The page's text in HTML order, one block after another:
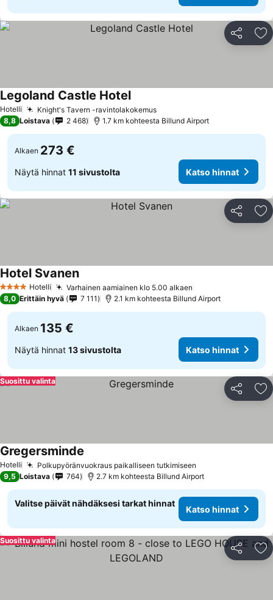
Jaa
Hotelli Knight's Tavern -ravintolakokemus
Legoland Castle Hotel
8,8 Loistava 2 468 1.7 km kohteesta Billund Airport
Alkaen 273 €
Näytä hinnat 11 sivustolta Katso hinnat
Jaa
4 Tähtiluokitus
Hotelli Varhainen aamiainen klo 5.00 alkaen
Hotel Svanen
8,0 Erittäin hyvä 7 111 2.1 km kohteesta Billund Airport
Alkaen 135 €
Näytä hinnat 13 sivustolta Katso hinnat
Jaa
Suosittu valinta
Hotelli Polkupyöränvuokraus paikalliseen tutkimiseen
Gregersminde
9,5 Loistava 764 2.7 km kohteesta Billund Airport
Valitse päivät nähdäksesi tarkat hinnat
Katso hinnat
Jaa
Suosittu valinta